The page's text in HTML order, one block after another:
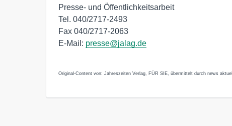
Presse- und Öffentlichkeitsarbeit
Tel. 040/2717-2493
Fax 040/2717-2063
E-Mail: presse@jalag.de
Original-Content von: Jahreszeiten Verlag, FÜR SIE, übermittelt durch news aktuell